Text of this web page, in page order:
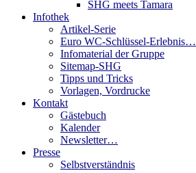
SHG meets Tamara
Infothek
Artikel-Serie
Euro WC-Schlüssel-Erlebnis…
Infomaterial der Gruppe
Sitemap-SHG
Tipps und Tricks
Vorlagen, Vordrucke
Kontakt
Gästebuch
Kalender
Newsletter…
Presse
Selbstverständnis